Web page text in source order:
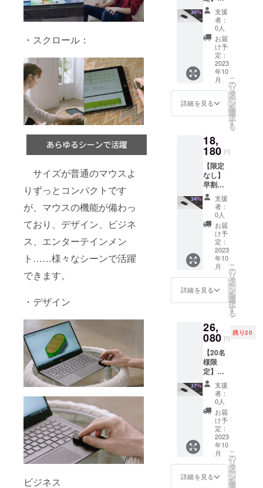
・スクロール：
サイズが普通のマウスよ
りずっとコンパクトです
が、マウスの機能が備わっ
ており、デザイン、ビジネ
ス、エンターテインメン
ト……様々なシーンで活躍
できます。
・デザイン
ビジネス
体（白
黒色）
×1 USB
Type-C
to USB-
A充電
ケーブ
ル×1 日
本語取
扱説明
書×1
早割
36％OF
「Zero
Mouse
SE」×2
一般販
売予定
価格：
27,632
円（税
込） ※
送料無
本国内
限定）
内容
物：
「Zero
Mouse
SE」本
体（白
黒色）
×2 USB
Type-C
to USB-
A充電
ケーブ
ル×2 日
本語取
扱説明
支援
者：
0人
お届
け予
定：
2023
年10
月
詳細を見る
こ
の
リ
タ
ー
ン
を
選
択
す
る
18,
180 円
【限定
なし】
早割
34％OF
F！
「Zero
Mouse
SE」×2
一般販
売予定
価格：
27,632
円（税
込） ※
送料無
料（日
限定）
内容
物：
「Zero
Mouse
SE」本
体（白
黒色）
×2 USB
Type-C
to USB-
A充電
ケーブ
ル×2 日
本語取
扱説明
書×2
支援
者：
0人
お届
け予
定：
2023
年10
月
詳細を見る
こ
の
リ
タ
ー
ン
を
選
択
す
る
26,
080 円
残り20
【20名
様限
定】超
早割
37％OF
「Zero
Mouse
SE」×3
一般販
売予定
価格：
41,448
円（税
込） ※
支援
者：
0人
お届
け予
定：
2023
年10
月
詳細を見る
こ
の
リ
タ
ー
ン
を
選